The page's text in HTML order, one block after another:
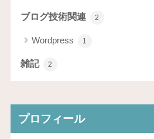
ブログ技術関連 2
Wordpress 1
雑記 2
プロフィール